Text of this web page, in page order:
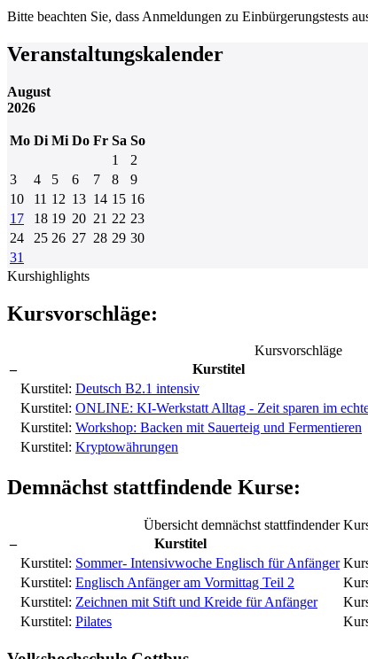
Bitte beachten Sie, dass Anmeldungen zu Einbürgerungstests
Veranstaltungskalender
August
2026
Mo Di Mi Do Fr Sa So
1
2
3
4 5 6 7 8
9
10
11 12 13 14 15 16
17
18 19 20 21 22 23
24
25 26 27 28 29 30
31
Kurshighlights
Kursvorschläge:
Kursvorschläge
–
Kurstitel
Kurstitel: Deutsch B2.1 intensiv
Kurstitel: ONLINE: KI-Werkstatt Alltag - Zeit sparen im
Kurstitel: Workshop: Backen mit Sauerteig und Fermentieren
Kurstitel: Kryptowährungen
Demnächst stattfindende Kurse:
Übersicht demnächst stattfindender
–
Kurstitel
Kurstitel: Sommer- Intensivwoche Englisch für Anfänger
Kurstitel: Englisch Anfänger am Vormittag Teil 2
Kurstitel: Zeichnen mit Stift und Kreide für Anfänger
Kurstitel: Pilates